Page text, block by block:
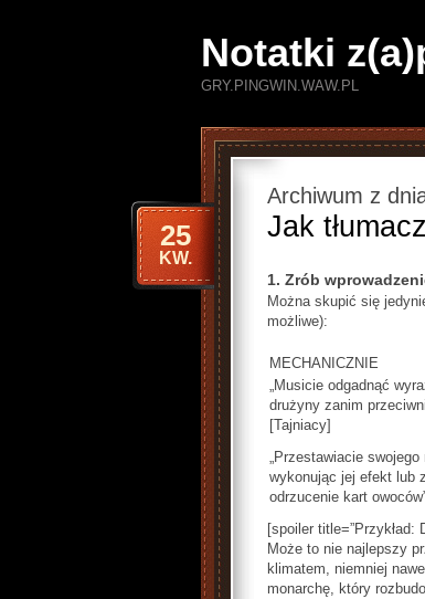
Notatki
GRY.PINGWIN.WAW.PL
Archiwum z
Jak
25
KW.
1. Zrób
Można skupić się
możliwe):
MECHANICZNIE
„Musicie odgadnąć
drużyny zanim
[Tajniacy]
„Przestawiacie
wykonując jej efekt lub
odrzucenie kart
[spoiler title=”Przykład:
Może to nie najlepszy
klimatem, niemniej
monarchę, który